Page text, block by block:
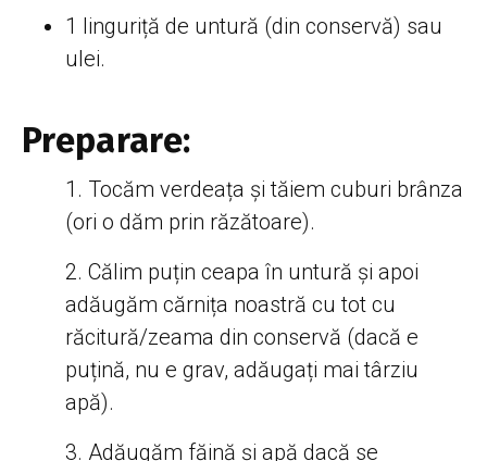
1 linguriță de untură (din conservă) sau
ulei.
Preparare:
Tocăm verdeața și tăiem cuburi brânza
(ori o dăm prin răzătoare).
Călim puțin ceapa în untură și apoi
adăugăm cărnița noastră cu tot cu
răcitură/zeama din conservă (dacă e
puțină, nu e grav, adăugați mai târziu
apă).
Adăugăm făină și apă dacă se